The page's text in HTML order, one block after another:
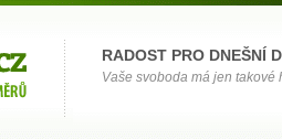
RADOST PRO DNEŠNÍ
Vaše svoboda má jen takové